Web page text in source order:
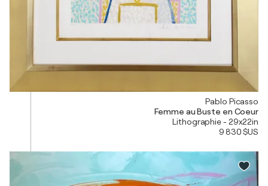
Pablo Picasso
Femme au Buste en Coeur
Lithographie - 29x22in
9 830 $US